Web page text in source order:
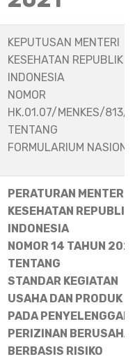
KEPUTUSAN MENTERI
KESEHATAN REPUBLIK
INDONESIA
NOMOR
HK.01.07/MENKES/813/
TENTANG
FORMULARIUM
PERATURAN MENTERI
KESEHATAN REPUBLIK
INDONESIA
NOMOR 14 TAHUN
TENTANG
STANDAR KEGIATAN
USAHA DAN PRODUK
PADA
PERIZINAN BERUSAHA
BERBASIS RISIKO